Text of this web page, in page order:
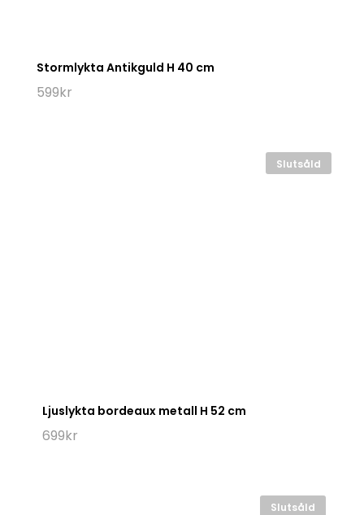
Stormlykta Antikguld H 40 cm
599kr
Slutsåld
Ljuslykta bordeaux metall H 52 cm
699kr
Slutsåld